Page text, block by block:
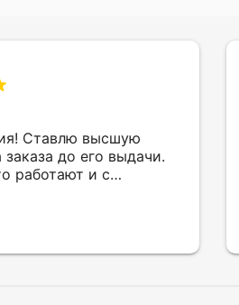
Ставлю высшую
до его выдачи.
работают и с
Нелбходимо
на кружку в подарок.
оперативно и ооочень
терпеливость,